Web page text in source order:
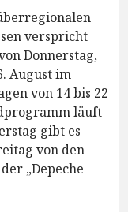
verspricht
Donnerstag,
August im
von 14 bis 22
läuft
gibt es
von den
„Depeche